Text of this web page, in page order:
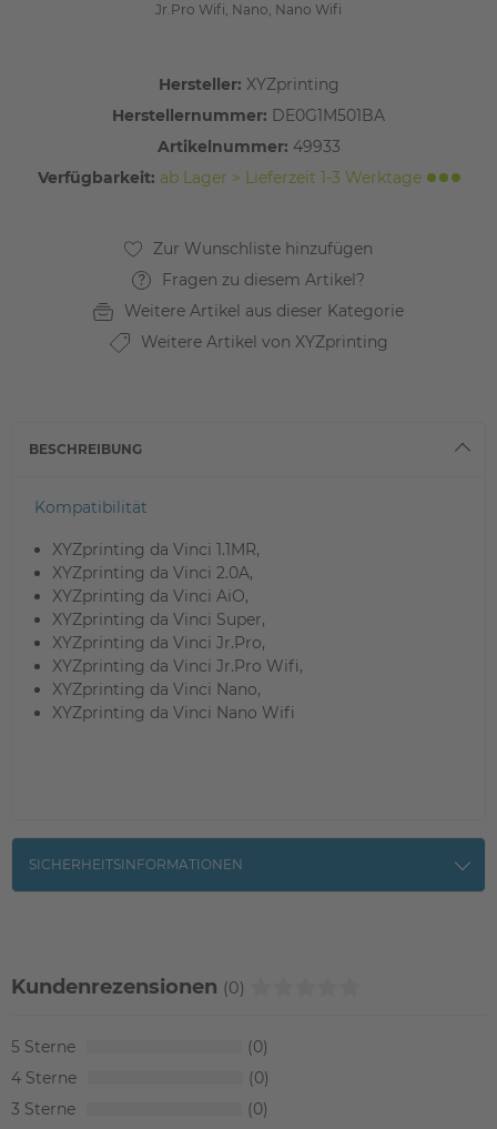
Jr.Pro Wifi, Nano, Nano Wifi
Hersteller: XYZprinting
Herstellernummer: DE0G1M501BA
Artikelnummer: 49933
Verfügbarkeit: ab Lager > Lieferzeit 1-3 Werktage
Fragen zu diesem Artikel?
Weitere Artikel aus dieser Kategorie
Weitere Artikel von XYZprinting
BESCHREIBUNG
Kompatibilität
XYZprinting da Vinci 1.1MR,
XYZprinting da Vinci 2.0A,
XYZprinting da Vinci AiO,
XYZprinting da Vinci Super,
XYZprinting da Vinci Jr.Pro,
XYZprinting da Vinci Jr.Pro Wifi,
XYZprinting da Vinci Nano,
XYZprinting da Vinci Nano Wifi
SICHERHEITSINFORMATIONEN
Kundenrezensionen (0)
5
0
4
0
3
0